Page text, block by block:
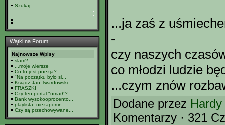
Szukaj
Wątki na Forum
Najnowsze Wpisy
slam?
...moje wiersze
Co to jest poezja?
"Na początku było sł...
Ksiądz Jan Twardowski
FRASZKI
Czy ten portal "umarł"?
Bank wysokooprocento...
playlista- niezapomn...
Czy są przechowywane...
...ja zaś z
-
czy naszych
co młodzi ludzie
...czym znów
Dodane przez Hardy
Komentarzy · 321